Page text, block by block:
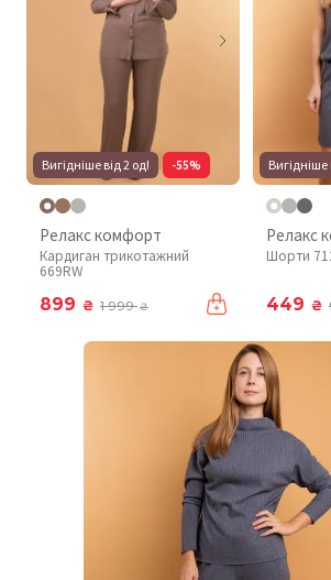
Вигідніше від 2 од! -55%
Релакс комфорт
Кардиган трикотажний
669RW
899 ₴ 1 999₴
Вигідніше
Релакс
Шорти
449 ₴